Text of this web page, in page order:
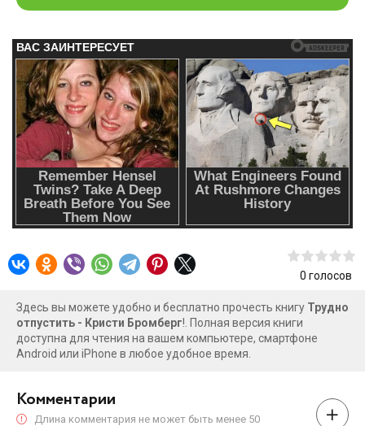
клиентом. Даже если этот клиент – он.ХАНТЕРУспеть
стремился к этому с тех пор, как начал играть. Проблема
в том, что у меня осталось не так много времени. Понятия
не имею, почему Деккер, девушка, с которой я когда-то
встречался, увязалась за нами на выездные игры, но
устоять перед ее очарованием будет чертовски сложно.
Пусть меня влечет к Деккер, и лишь она одна видит
правду, которую я пытался скрыть – я не сойду с пути.
Даже ради нее.
0 голосов
Здесь вы можете удобно и бесплатно прочесть книгу Трудно
отпустить - Кристи Бромберг!. Полная версия книги
доступна для чтения на вашем компьютере, смартфоне
Android или iPhone в любое удобное время.
Комментарии
Длина комментария не может быть менее 50